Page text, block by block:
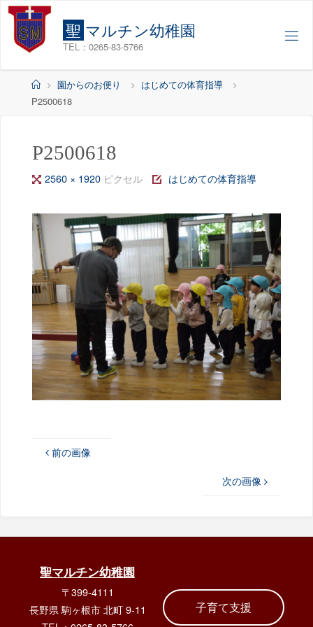
コ
聖 マルチン幼稚園
TEL：0265-83-5766
ホ
ー
園からのお便り
はじめての体育指導
P2500618
P2500618
フ
サ
イ
ズ
2560 × 1920 ピクセル はじめての体育指導
前の画像
次の画像
聖マルチン幼稚園
〒399-4111
長野県 駒ヶ根市 北町 9-11
子育て支援